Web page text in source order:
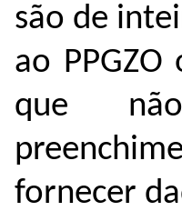
são de
ao
que não
fornecer